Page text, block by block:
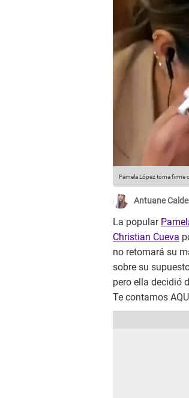
Pamela López toma firme
Antuane
La popular
Christian Cueva
no retomará su
sobre su
pero ella decidió
Te contamos